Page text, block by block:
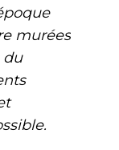
murées
du